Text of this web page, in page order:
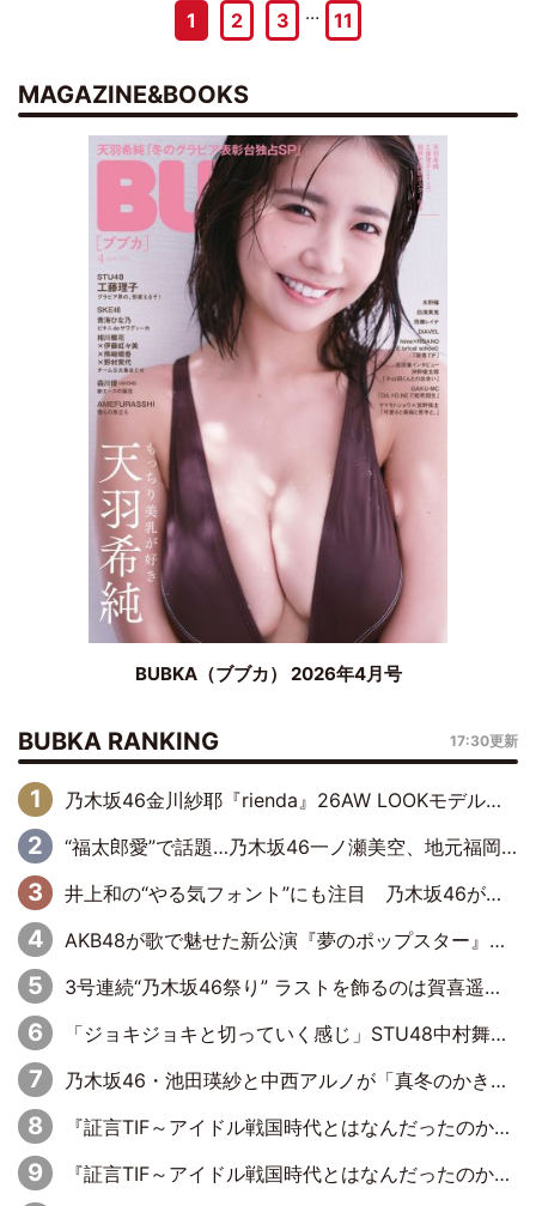
1 2 3 … 11
MAGAZINE&BOOKS
BUBKA（ブブカ） 2026年4月号
BUBKA RANKING 17:30更新
乃木坂46金川紗耶『rienda』26AW LOOKモデルに就任
“福太郎愛”で話題…乃木坂46一ノ瀬美空、地元福岡『めんべい25周年トップサポーター』に就任
井上和の“やる気フォント”にも注目 乃木坂46が挑んだ書道パフォーマンスの舞台裏
AKB48が歌で魅せた新公演『夢のポップスター』 初日から全身全霊のステージ
3号連続“乃木坂46祭り” ラストを飾るのは賀喜遥香…5年ぶりの登場に「5年分大人になった私を見ていただけたら」
「ジョキジョキと切っていく感じ」STU48中村舞、新しい挑戦は自らの手で
乃木坂46・池田瑛紗と中西アルノが「真冬のかき氷」騒動で火花散らす！ 因縁の裏にあるのは、逆境をともに“凌”ぐ似た者同士の絆
『証言TIF～アイドル戦国時代とはなんだったのか～』第11回：私立恵比寿中学・真山りか×安本彩花「TIFで10年ぶりのキョンシーメイクをしたら、場を完全に引かせてしまって。時代が変わったんだなって」
『証言TIF～アイドル戦国時代とはなんだったのか～』第6回：でんぱ組.inc・古川未鈴×相沢梨紗「『ハロプロやりたかったな』って言ったら、夢眠ねむさんに『てめえはでんぱ組．incなんだよ！』って肩パンされて(笑)」